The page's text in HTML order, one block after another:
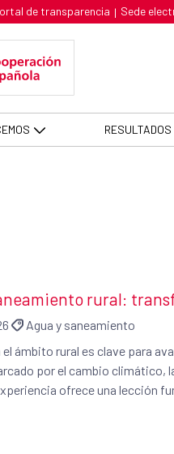
de transparencia | Sede
RESULTADOS
rural:
Agua y saneamiento
ámbito rural es clave para
por el cambio climático,
ofrece una lección